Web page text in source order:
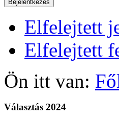
Elfelejtett
Elfelejtett
Ön itt van:
Választás 2024